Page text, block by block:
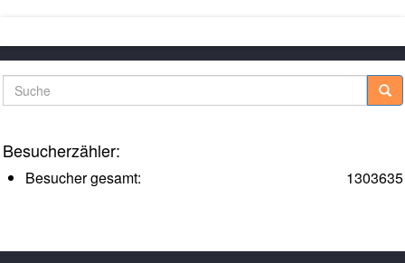
Suche
Besucherzähler:
1303635
Besucher gesamt: